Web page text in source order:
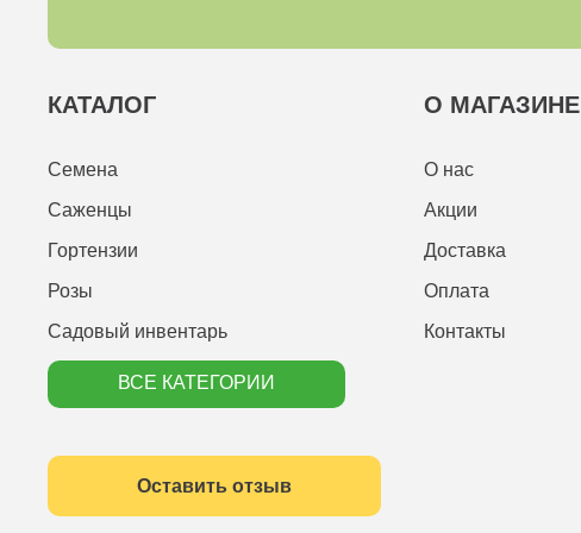
КАТАЛОГ
Семена
Саженцы
Гортензии
Розы
Садовый инвентарь
ВСЕ КАТЕГОРИИ
О МАГАЗИНЕ
О нас
Акции
Доставка
Оплата
Контакты
Оставить отзыв